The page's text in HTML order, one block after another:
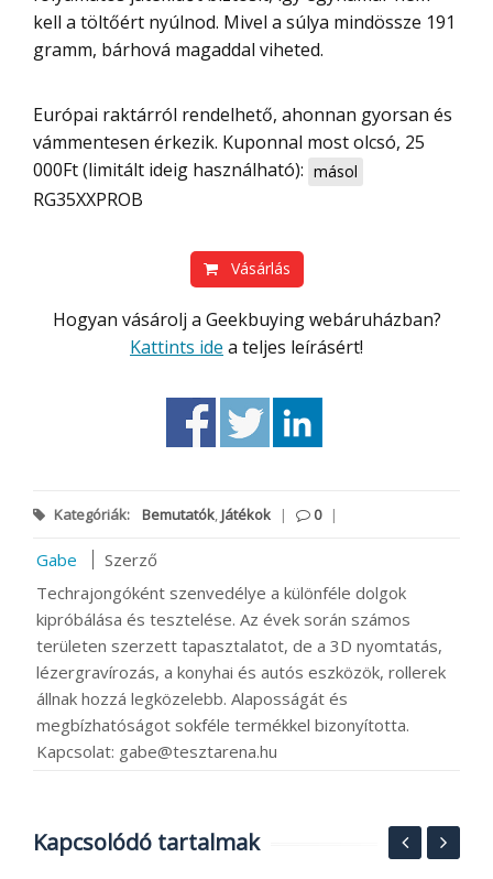
kell a töltőért nyúlnod. Mivel a súlya mindössze 191
gramm, bárhová magaddal viheted.
Európai raktárról rendelhető, ahonnan gyorsan és
vámmentesen érkezik. Kuponnal most olcsó, 25
000Ft (limitált ideig használható): másol
RG35XXPROB
Vásárlás
Hogyan vásárolj a Geekbuying webáruházban?
Kattints ide a teljes leírásért!
Kategóriák: Bemutatók,Játékok | 0 |
Gabe
Szerző
Techrajongóként szenvedélye a különféle dolgok
kipróbálása és tesztelése. Az évek során számos
területen szerzett tapasztalatot, de a 3D nyomtatás,
lézergravírozás, a konyhai és autós eszközök, rollerek
állnak hozzá legközelebb. Alaposságát és
megbízhatóságot sokféle termékkel bizonyította.
Kapcsolat: gabe@tesztarena.hu
Kapcsolódó tartalmak